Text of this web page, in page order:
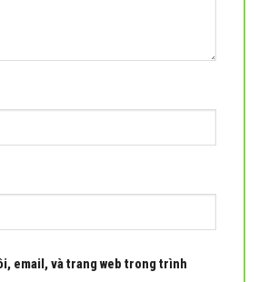
email, và trang web trong trình